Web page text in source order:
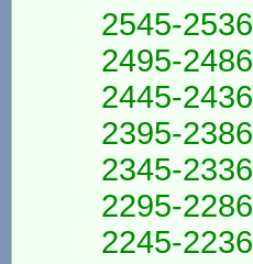
2545-2536
2495-2486
2445-2436
2395-2386
2345-2336
2295-2286
2245-2236